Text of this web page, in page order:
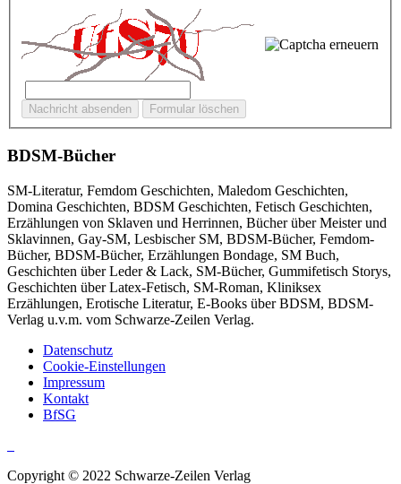
BDSM-Bücher
SM-Literatur, Femdom Geschichten, Maledom Geschichten,
Domina Geschichten, BDSM Geschichten, Fetisch Geschichten,
Erzählungen von Sklaven und Herrinnen, Bücher über Meister und
Sklavinnen, Gay-SM, Lesbischer SM, BDSM-Bücher, Femdom-
Bücher, BDSM-Bücher, Erzählungen Bondage, SM Buch,
Geschichten über Leder & Lack, SM-Bücher, Gummifetisch Storys,
Geschichten über Latex-Fetisch, SM-Roman, Kliniksex
Erzählungen, Erotische Literatur, E-Books über BDSM, BDSM-
Verlag u.v.m. vom Schwarze-Zeilen Verlag.
Datenschutz
Cookie-Einstellungen
Impressum
Kontakt
BfSG
Copyright © 2022 Schwarze-Zeilen Verlag